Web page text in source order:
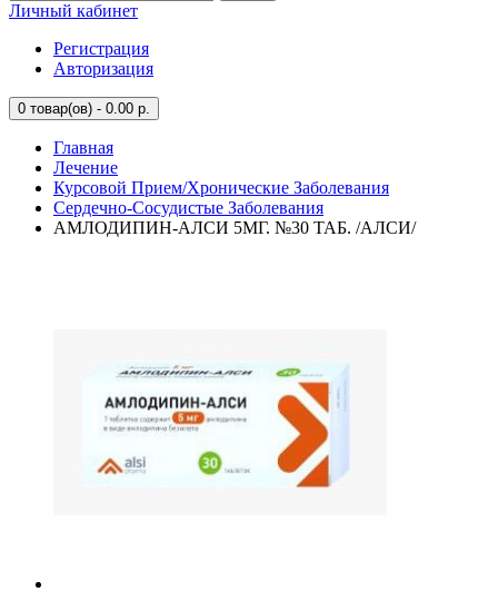
Личный кабинет
Регистрация
Авторизация
0 товар(ов) - 0.00 р.
Главная
Лечение
Курсовой Прием/Хронические Заболевания
Сердечно-Сосудистые Заболевания
АМЛОДИПИН-АЛСИ 5МГ. №30 ТАБ. /АЛСИ/